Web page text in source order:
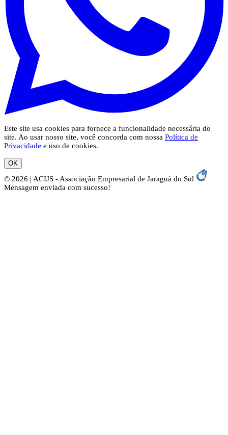
Este site usa cookies para fornece a funcionalidade necessária do
site. Ao usar nosso site, você concorda com nossa Política de
Privacidade e uso de cookies.
OK
© 2026 | ACIJS - Associação Empresarial de Jaraguá do Sul
Mensagem enviada com sucesso!